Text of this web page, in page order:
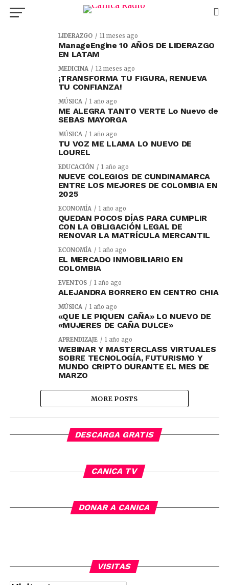
LIDERAZGO 11 meses ago
ManageEngine 10 AÑOS DE LIDERAZGO
EN LATAM
MEDICINA 12 meses ago
¡TRANSFORMA TU FIGURA, RENUEVA
TU CONFIANZA!
MÚSICA 1 año ago
ME ALEGRA TANTO VERTE Lo Nuevo de
SEBAS MAYORGA
MÚSICA 1 año ago
TU VOZ ME LLAMA LO NUEVO DE
LOUREL
EDUCACIÓN 1 año ago
NUEVE COLEGIOS DE CUNDINAMARCA
ENTRE LOS MEJORES DE COLOMBIA EN
2025
ECONOMÍA 1 año ago
QUEDAN POCOS DÍAS PARA CUMPLIR
CON LA OBLIGACIÓN LEGAL DE
RENOVAR LA MATRÍCULA MERCANTIL
ECONOMÍA 1 año ago
EL MERCADO INMOBILIARIO EN
COLOMBIA
EVENTOS 1 año ago
ALEJANDRA BORRERO EN CENTRO CHIA
MÚSICA 1 año ago
«QUE LE PIQUEN CAÑA» LO NUEVO DE
«MUJERES DE CAÑA DULCE»
APRENDIZAJE 1 año ago
WEBINAR Y MASTERCLASS VIRTUALES
SOBRE TECNOLOGÍA, FUTURISMO Y
MUNDO CRIPTO DURANTE EL MES DE
MARZO
MORE POSTS
DESCARGA GRATIS
CANICA TV
DONAR A CANICA
VISITAS